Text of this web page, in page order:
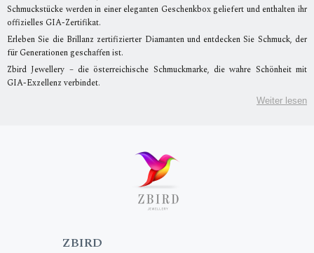
Schmuckstücke werden in einer eleganten Geschenkbox geliefert und enthalten ihr
offizielles GIA-Zertifikat.
Erleben Sie die Brillanz zertifizierter Diamanten und entdecken Sie Schmuck, der
für Generationen geschaffen ist.
Zbird Jewellery – die österreichische Schmuckmarke, die wahre Schönheit mit
GIA-Exzellenz verbindet.
Weiter lesen
ZBIRD